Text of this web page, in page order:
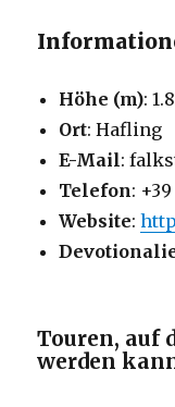
Höhe (m):
Ort: Hafling
E-Mail:
Telefon:
Website:
Touren, auf
werden